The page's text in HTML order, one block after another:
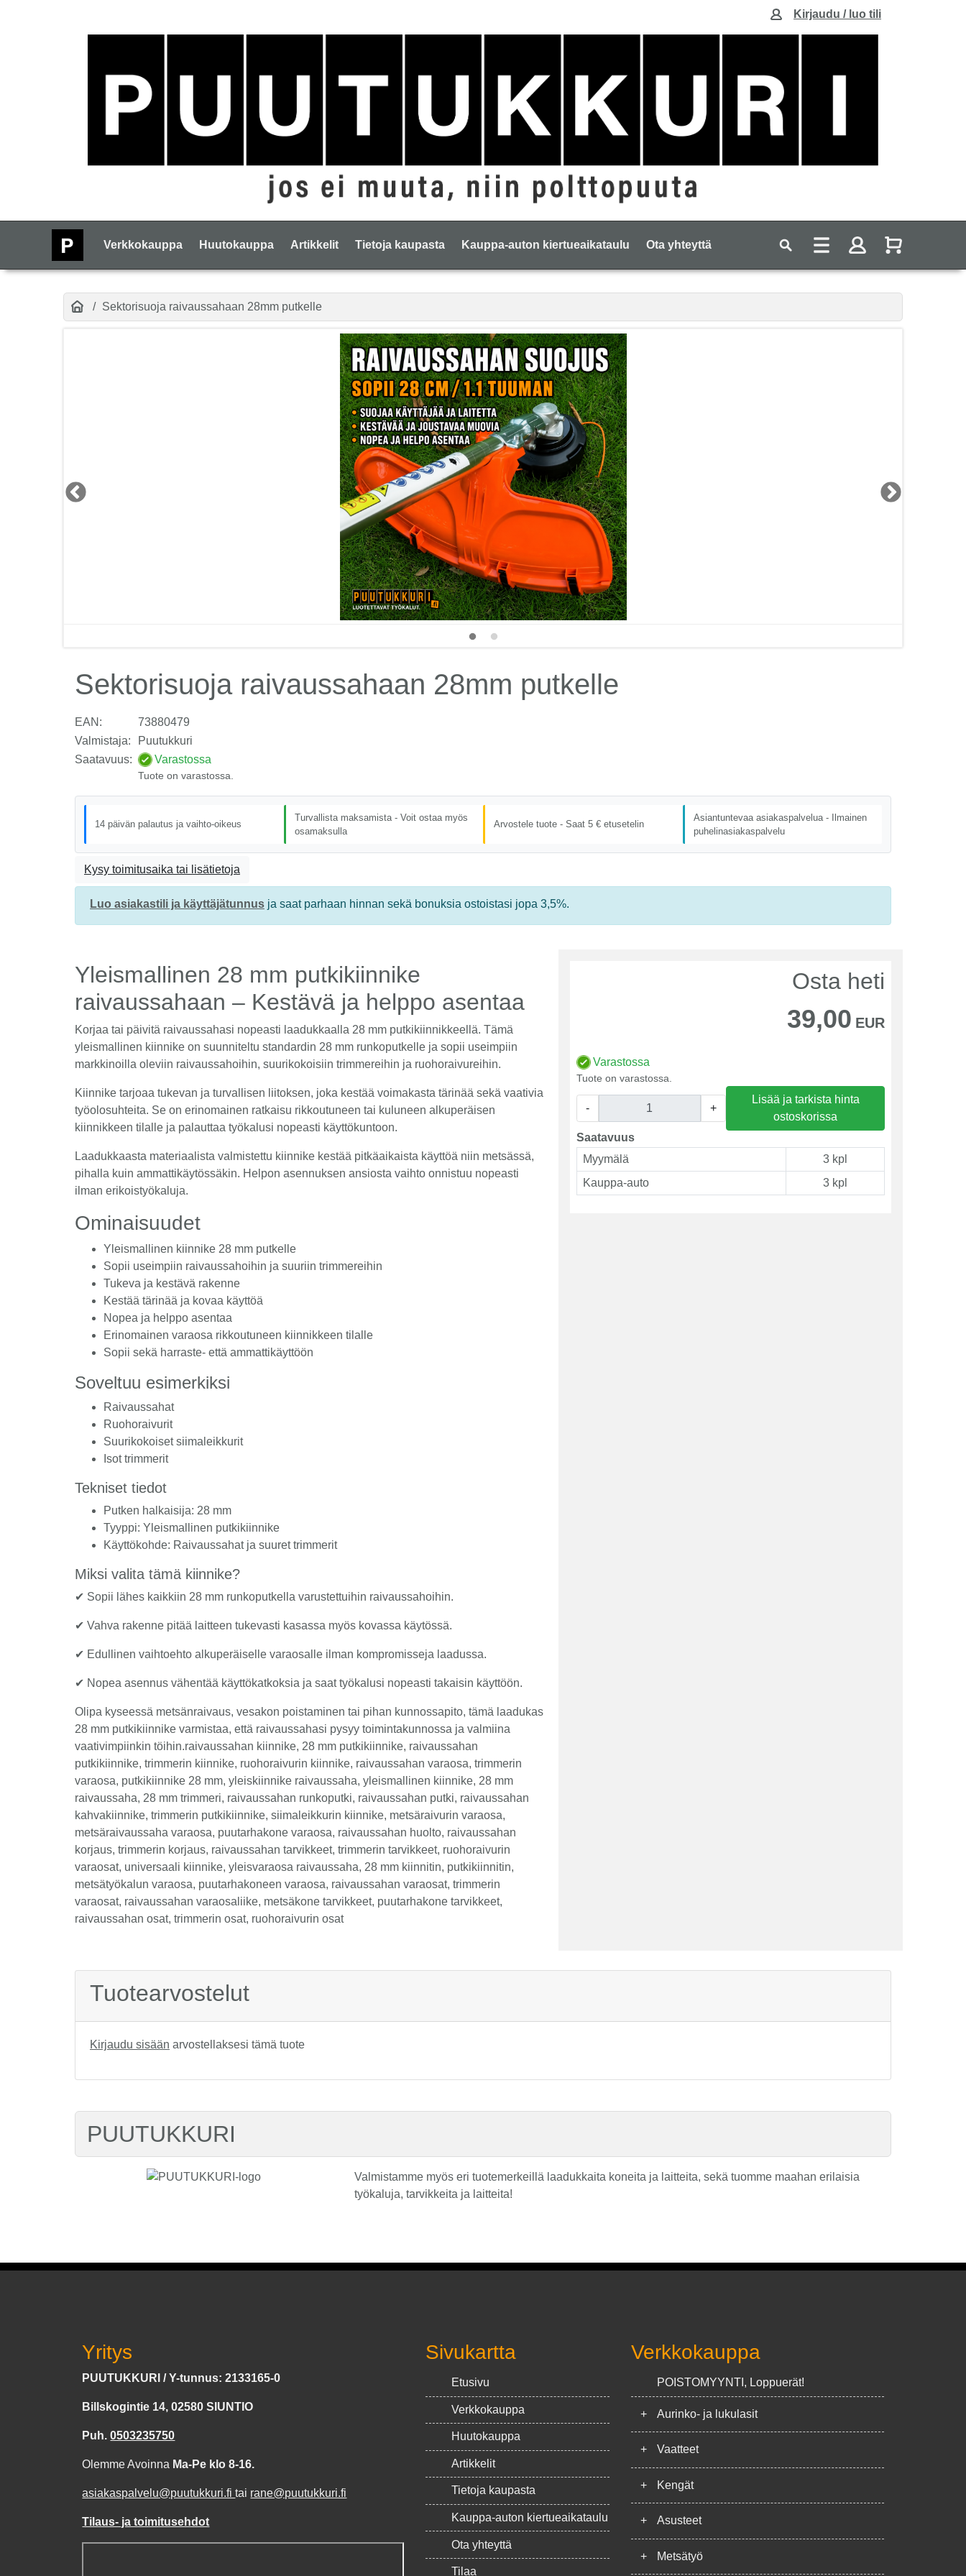
Kirjaudu / luo tili
Verkkokauppa Huutokauppa Artikkelit Tietoja kaupasta Kauppa-auton kiertueaikataulu Ota yhteyttä
Sektorisuoja raivaussahaan 28mm putkelle
Sektorisuoja raivaussahaan 28mm putkelle
EAN:
73880479
Valmistaja:
Puutukkuri
Saatavuus:
Varastossa
Tuote on varastossa.
14 päivän palautus ja vaihto-oikeus
Turvallista maksamista - Voit ostaa myös
osamaksulla
Arvostele tuote - Saat 5 € etusetelin
Asiantuntevaa asiakaspalvelua - Ilmainen
puhelinasiakaspalvelu
Kysy toimitusaika tai lisätietoja
Luo asiakastili ja käyttäjätunnus ja saat parhaan hinnan sekä bonuksia ostoistasi jopa 3,5%.
Yleismallinen 28 mm putkikiinnike
raivaussahaan – Kestävä ja helppo asentaa
Korjaa tai päivitä raivaussahasi nopeasti laadukkaalla 28 mm putkikiinnikkeellä. Tämä
yleismallinen kiinnike on suunniteltu standardin 28 mm runkoputkelle ja sopii useimpiin
markkinoilla oleviin raivaussahoihin, suurikokoisiin trimmereihin ja ruohoraivureihin.
Kiinnike tarjoaa tukevan ja turvallisen liitoksen, joka kestää voimakasta tärinää sekä vaativia
työolosuhteita. Se on erinomainen ratkaisu rikkoutuneen tai kuluneen alkuperäisen
kiinnikkeen tilalle ja palauttaa työkalusi nopeasti käyttökuntoon.
Laadukkaasta materiaalista valmistettu kiinnike kestää pitkäaikaista käyttöä niin metsässä,
pihalla kuin ammattikäytössäkin. Helpon asennuksen ansiosta vaihto onnistuu nopeasti
ilman erikoistyökaluja.
Ominaisuudet
Yleismallinen kiinnike 28 mm putkelle
Sopii useimpiin raivaussahoihin ja suuriin trimmereihin
Tukeva ja kestävä rakenne
Kestää tärinää ja kovaa käyttöä
Nopea ja helppo asentaa
Erinomainen varaosa rikkoutuneen kiinnikkeen tilalle
Sopii sekä harraste- että ammattikäyttöön
Soveltuu esimerkiksi
Raivaussahat
Ruohoraivurit
Suurikokoiset siimaleikkurit
Isot trimmerit
Tekniset tiedot
Putken halkaisija: 28 mm
Tyyppi: Yleismallinen putkikiinnike
Käyttökohde: Raivaussahat ja suuret trimmerit
Miksi valita tämä kiinnike?
✔ Sopii lähes kaikkiin 28 mm runkoputkella varustettuihin raivaussahoihin.
✔ Vahva rakenne pitää laitteen tukevasti kasassa myös kovassa käytössä.
✔ Edullinen vaihtoehto alkuperäiselle varaosalle ilman kompromisseja laadussa.
✔ Nopea asennus vähentää käyttökatkoksia ja saat työkalusi nopeasti takaisin käyttöön.
Olipa kyseessä metsänraivaus, vesakon poistaminen tai pihan kunnossapito, tämä laadukas
28 mm putkikiinnike varmistaa, että raivaussahasi pysyy toimintakunnossa ja valmiina
vaativimpiinkin töihin.raivaussahan kiinnike, 28 mm putkikiinnike, raivaussahan
putkikiinnike, trimmerin kiinnike, ruohoraivurin kiinnike, raivaussahan varaosa, trimmerin
varaosa, putkikiinnike 28 mm, yleiskiinnike raivaussaha, yleismallinen kiinnike, 28 mm
raivaussaha, 28 mm trimmeri, raivaussahan runkoputki, raivaussahan putki, raivaussahan
kahvakiinnike, trimmerin putkikiinnike, siimaleikkurin kiinnike, metsäraivurin varaosa,
metsäraivaussaha varaosa, puutarhakone varaosa, raivaussahan huolto, raivaussahan
korjaus, trimmerin korjaus, raivaussahan tarvikkeet, trimmerin tarvikkeet, ruohoraivurin
varaosat, universaali kiinnike, yleisvaraosa raivaussaha, 28 mm kiinnitin, putkikiinnitin,
metsätyökalun varaosa, puutarhakoneen varaosa, raivaussahan varaosat, trimmerin
varaosat, raivaussahan varaosaliike, metsäkone tarvikkeet, puutarhakone tarvikkeet,
raivaussahan osat, trimmerin osat, ruohoraivurin osat
Osta heti
39,00 EUR
Varastossa
Tuote on varastossa.
- +
Lisää ja tarkista hinta
ostoskorissa
Saatavuus
Myymälä
3 kpl
Kauppa-auto
3 kpl
Tuotearvostelut
Kirjaudu sisään arvostellaksesi tämä tuote
PUUTUKKURI
Valmistamme myös eri tuotemerkeillä laadukkaita koneita ja laitteita, sekä tuomme maahan erilaisia
työkaluja, tarvikkeita ja laitteita!
Yritys
PUUTUKKURI / Y-tunnus: 2133165-0
Billskogintie 14, 02580 SIUNTIO
Puh.0503235750
Olemme Avoinna Ma-Pe klo 8-16.
asiakaspalvelu@puutukkuri.fitai rane@puutukkuri.fi
Tilaus- ja toimitusehdot
Sivukartta
Etusivu
Verkkokauppa
Huutokauppa
Artikkelit
Tietoja kaupasta
Kauppa-auton kiertueaikataulu
Ota yhteyttä
Tilaa
Verkkokauppa
POISTOMYYNTI, Loppuerät!
+ Aurinko- ja lukulasit
+ Vaatteet
+ Kengät
+ Asusteet
+ Metsätyö